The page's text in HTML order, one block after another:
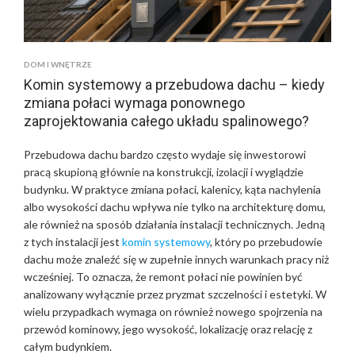
P
O
L
M
I
T
O
N
T
A
G
E
–
W
I
E
DOM I WNĘTRZE
Komin systemowy a przebudowa dachu – kiedy
zmiana połaci wymaga ponownego
zaprojektowania całego układu spalinowego?
Przebudowa dachu bardzo często wydaje się inwestorowi
pracą skupioną głównie na konstrukcji, izolacji i wyglądzie
budynku. W praktyce zmiana połaci, kalenicy, kąta nachylenia
albo wysokości dachu wpływa nie tylko na architekturę domu,
ale również na sposób działania instalacji technicznych. Jedną
z tych instalacji jest komin systemowy, który po przebudowie
dachu może znaleźć się w zupełnie innych warunkach pracy niż
wcześniej. To oznacza, że remont połaci nie powinien być
analizowany wyłącznie przez pryzmat szczelności i estetyki. W
wielu przypadkach wymaga on również nowego spojrzenia na
przewód kominowy, jego wysokość, lokalizację oraz relację z
całym budynkiem.